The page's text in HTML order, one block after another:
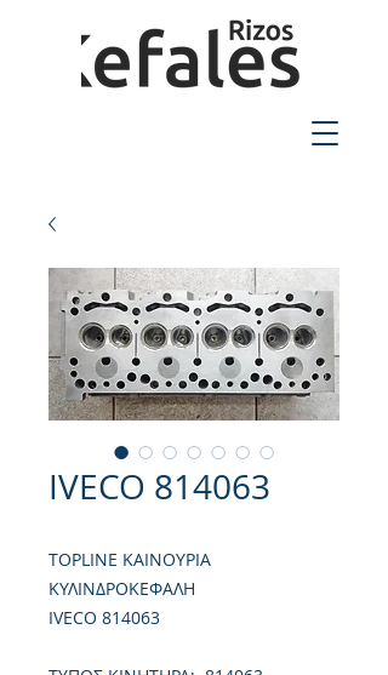
IVECO 814063
TOPLINE ΚΑΙΝΟΥΡΙΑ
ΚΥΛΙΝΔΡΟΚΕΦΑΛΗ
IVECO 814063